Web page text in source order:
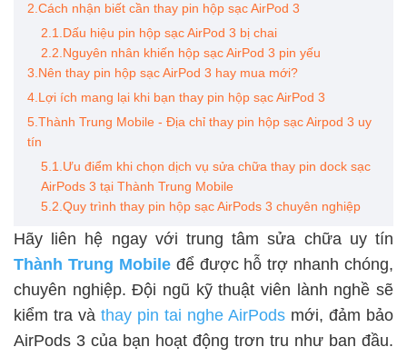
2.Cách nhận biết cần thay pin hộp sạc AirPod 3
2.1.Dấu hiệu pin hộp sạc AirPod 3 bị chai
2.2.Nguyên nhân khiến hộp sạc AirPod 3 pin yếu
3.Nên thay pin hộp sạc AirPod 3 hay mua mới?
4.Lợi ích mang lại khi bạn thay pin hộp sạc AirPod 3
5.Thành Trung Mobile - Địa chỉ thay pin hộp sạc Airpod 3 uy
tín
5.1.Ưu điểm khi chọn dịch vụ sửa chữa thay pin dock sạc
AirPods 3 tại Thành Trung Mobile
5.2.Quy trình thay pin hộp sạc AirPods 3 chuyên nghiệp
Hãy liên hệ ngay với trung tâm sửa chữa uy tín
Thành Trung Mobileđể được hỗ trợ nhanh chóng,
chuyên nghiệp. Đội ngũ kỹ thuật viên lành nghề sẽ
kiểm tra và thay pin tai nghe AirPods mới, đảm bảo
AirPods 3 của bạn hoạt động trơn tru như ban đầu.